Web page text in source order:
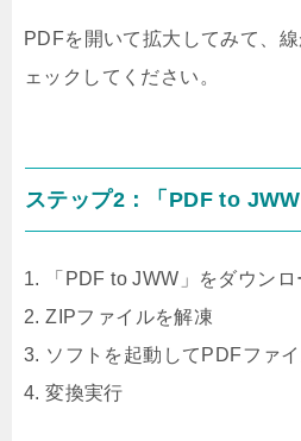
PDFを開いて拡大してみて、
ェックしてください。
ステップ2：「PDF to
1. 「PDF to JWW」をダウンロ
2. ZIPファイルを解凍
3. ソフトを起動してPDFファ
4. 変換実行